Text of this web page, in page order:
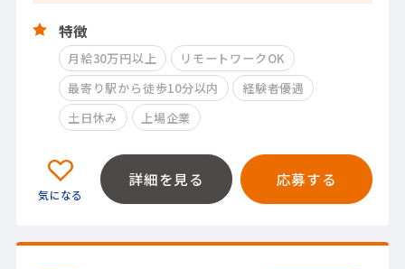
特徴
月給30万円以上
リモートワークOK
最寄り駅から徒歩10分以内
経験者優遇
土日休み
上場企業
詳細を見る 応募する